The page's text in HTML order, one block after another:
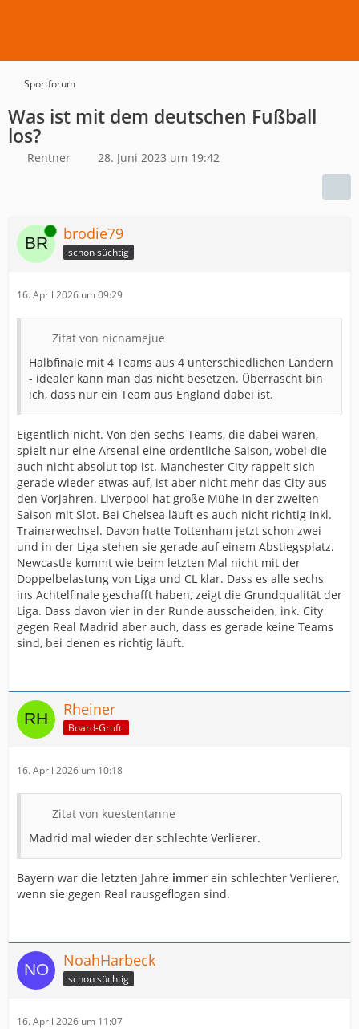
Sportforum
Was ist mit dem deutschen Fußball
los?
Rentner 28. Juni 2023 um 19:42
Online brodie79
schon süchtig
16. April 2026 um 09:29
Zitat von nicnamejue
Halbfinale mit 4 Teams aus 4 unterschiedlichen Ländern
- idealer kann man das nicht besetzen. Überrascht bin
ich, dass nur ein Team aus England dabei ist.
Eigentlich nicht. Von den sechs Teams, die dabei waren,
spielt nur eine Arsenal eine ordentliche Saison, wobei die
auch nicht absolut top ist. Manchester City rappelt sich
gerade wieder etwas auf, ist aber nicht mehr das City aus
den Vorjahren. Liverpool hat große Mühe in der zweiten
Saison mit Slot. Bei Chelsea läuft es auch nicht richtig inkl.
Trainerwechsel. Davon hatte Tottenham jetzt schon zwei
und in der Liga stehen sie gerade auf einem Abstiegsplatz.
Newcastle kommt wie beim letzten Mal nicht mit der
Doppelbelastung von Liga und CL klar. Dass es alle sechs
ins Achtelfinale geschafft haben, zeigt die Grundqualität der
Liga. Dass davon vier in der Runde ausscheiden, ink. City
gegen Real Madrid aber auch, dass es gerade keine Teams
sind, bei denen es richtig läuft.
Rheiner
Board-Grufti
16. April 2026 um 10:18
Zitat von kuestentanne
Madrid mal wieder der schlechte Verlierer.
Bayern war die letzten Jahre immer ein schlechter Verlierer,
wenn sie gegen Real rausgeflogen sind.
NoahHarbeck
schon süchtig
16. April 2026 um 11:07